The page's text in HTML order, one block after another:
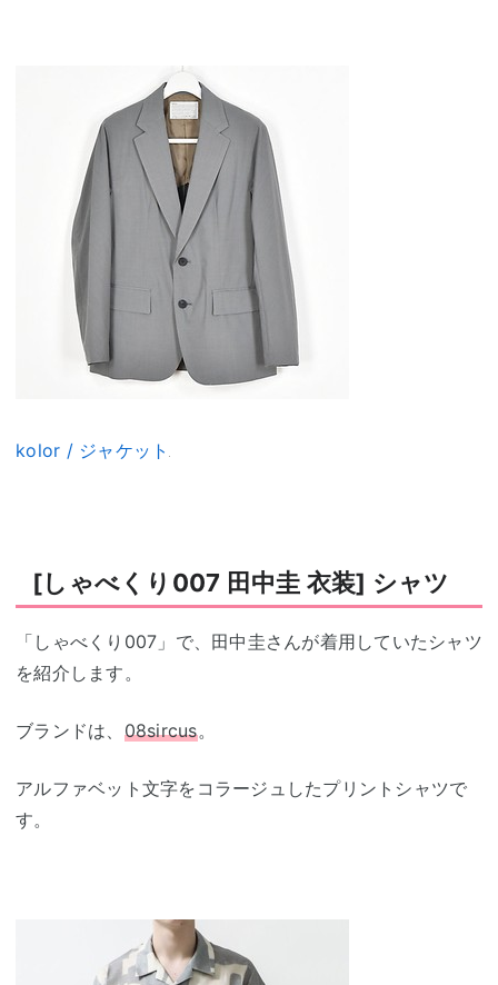
kolor / ジャケット
[しゃべくり007 田中圭 衣装] シャツ
「しゃべくり007」で、田中圭さんが着用していたシャツ
を紹介します。
ブランドは、 08sircus。
アルファベット文字をコラージュしたプリントシャツで
す。